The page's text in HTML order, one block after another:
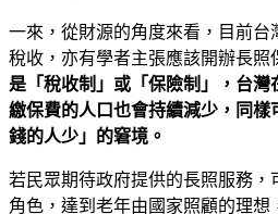
一來，從財源的角度來看，目前台
稅收，亦有學者主張應該開辦長照
是「稅收制」或「保險制」，台
繳保費的人口也會持續減少，同
錢的人少」的窘境。
若民眾期待政府提供的長照服務，
角色，達到老年由國家照顧的理